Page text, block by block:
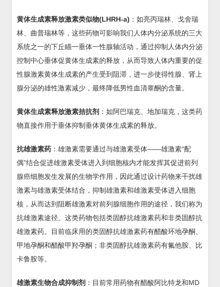
黄体生成素释放激素类似物(LHRH-a) ：如亮丙瑞林、戈舍瑞
林、曲普瑞林等，这些药物可影响我们人体内分泌系统的三大
系统之一的下丘瞄一垂体一性腺轴活动，通过抑制人体内分泌
控制中心垂体促黄体生成素的释放，从而导致人体内重要的促
性腺激素黄体生成素的产生受到阻滞，进一步使得性腺、肾上
腺分泌的雄性激素减少，最终降低男性血清睾酮的含量。
黄体生成素释放激素拮抗剂 ：如阿巴瑞克、地加瑞克，这类药
物直接作用于垂体抑制垂体黄体生成素的释放。
抗雄激素药 ：雄激素需要通过与雄激素受体——雄激素“配
偶”结合促进雄激素受体进入到细胞核内才能发挥其促进前列
腺癌细胞发生发展的生物学作用，因此通过设计药物来干扰雄
激素与雄激素受体结合，抑制雄激素和雄激素受体进入细胞
核，从而达到阻断雄激素对前列腺细胞作用的途径，我们称为
抗雄激素途径。这类药物包括类固醇抗雄激素药和非类固醇抗
雄激素药。目前临床用的类固醇抗雄激素药有醋酸环地孕酮、
甲地孕酮和醋酸甲羟孕酮；非类固醇抗雄激素药有氟他胺、比
卡鲁胺等。
雄激素生物合成抑制剂 ：目前常用药物有醋酸阿比特龙和MD